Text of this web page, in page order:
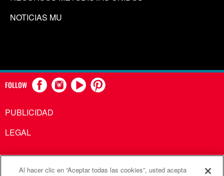
NOTICIAS MU
FOLLOW
PUBLICIDAD
LEGAL
Al hacer clic en “Aceptar todas las cookies”, usted acepta